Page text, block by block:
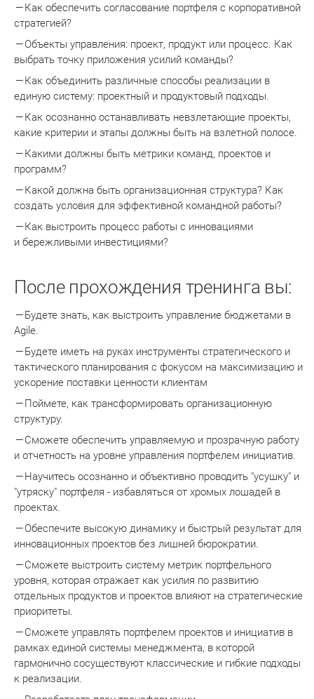
Как обеспечить согласование портфеля с корпоративной
стратегией?
Объекты управления: проект, продукт или процесс. Как
выбрать точку приложения усилий команды?
Как объединить различные способы реализации в
единую систему: проектный и продуктовый подходы.
Как осознанно останавливать невзлетающие проекты,
какие критерии и этапы должны быть на взлетной полосе.
Какими должны быть метрики команд, проектов и
программ?
Какой должна быть организационная структура? Как
создать условия для эффективной командной работы?
Как выстроить процесс работы с инновациями
и бережливыми инвестициями?
После прохождения тренинга вы:
Будете знать, как выстроить управление бюджетами в
Agile.
Будете иметь на руках инструменты стратегического и
тактического планирования с фокусом на максимизацию и
ускорение поставки ценности клиентам
Поймете, как трансформировать организационную
структуру.
Сможете обеспечить управляемую и прозрачную работу
и отчетность на уровне управления портфелем инициатив.
Научитесь осознанно и объективно проводить "усушку" и
"утряску" портфеля - избавляться от хромых лошадей в
проектах.
Обеспечите высокую динамику и быстрый результат для
инновационных проектов без лишней бюрократии.
Сможете выстроить систему метрик портфельного
уровня, которая отражает как усилия по развитию
отдельных продуктов и проектов влияют на стратегические
приоритеты.
Сможете управлять портфелем проектов и инициатив в
рамках единой системы менеджмента, в которой
гармонично сосуществуют классические и гибкие подходы
к реализации.